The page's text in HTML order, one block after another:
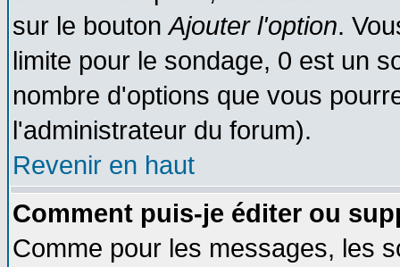
sur le boutonAjouter l'option.
limite pour le sondage, 0 est un
nombre d'options que vous
l'administrateur du forum).
Revenir en haut
Comment puis-je éditer ou
Comme pour les messages, les